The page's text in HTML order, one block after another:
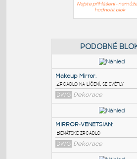
Nejste přihlášeni -
hodnotit blok
Makeup Mirror: